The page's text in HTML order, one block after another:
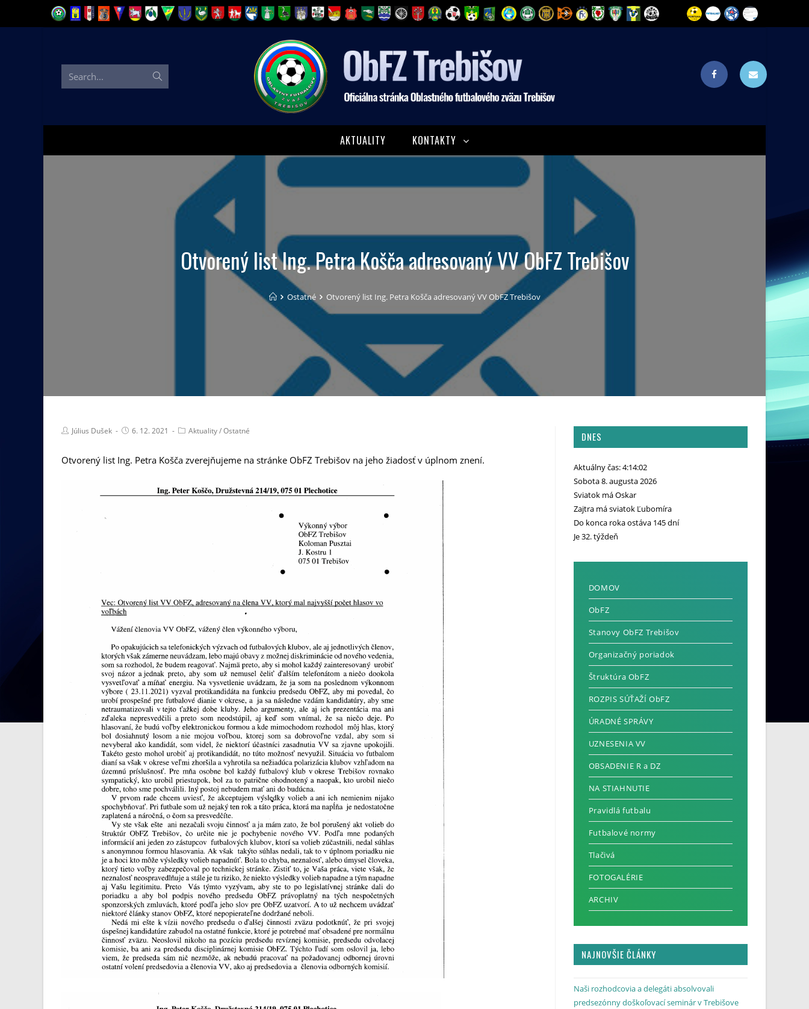
Search...
AKTUALITY KONTAKTY
Otvorený list Ing. Petra Košča adresovaný VV ObFZ Trebišov
Ostatné Otvorený list Ing. Petra Košča adresovaný VV ObFZ Trebišov
Július Dušek 6. 12. 2021 Aktuality/Ostatné
Otvorený list Ing. Petra Košča zverejňujeme na stránke ObFZ Trebišov na jeho žiadosť v úplnom znení.
DNES
Aktuálny čas: 4:14:03
Sobota 8. augusta 2026
Sviatok má Oskar
Zajtra má sviatok Ľubomíra
Do konca roka ostáva 145 dní
Je 32. týždeň
DOMOV
ObFZ
Stanovy ObFZ Trebišov
Organizačný poriadok
Štruktúra ObFZ
ROZPIS SÚŤAŽÍ ObFZ
ÚRADNÉ SPRÁVY
UZNESENIA VV
OBSADENIE R a DZ
NA STIAHNUTIE
Pravidlá futbalu
Futbalové normy
Tlačivá
FOTOGALÉRIE
ARCHIV
NAJNOVŠIE ČLÁNKY
Naši rozhodcovia a delegáti absolvovali
predsezónny doškoľovací seminár v Trebišove